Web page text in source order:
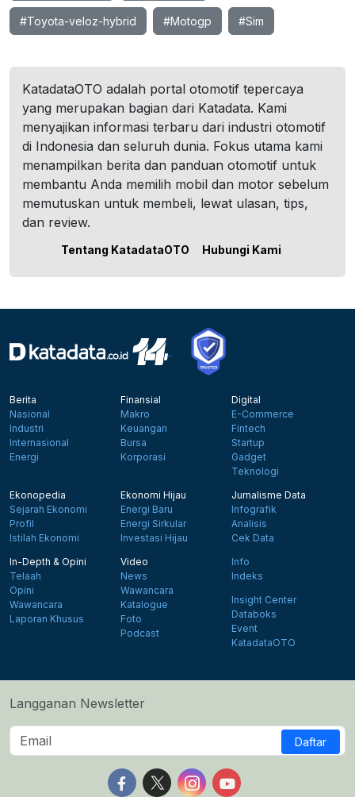
#Toyota-veloz-hybrid #Motogp #Sim
KatadataOTO adalah portal otomotif tepercaya
yang merupakan bagian dari Katadata. Kami
menyajikan informasi terbaru dari industri otomotif
di Indonesia dan seluruh dunia. Fokus utama kami
menampilkan berita dan panduan otomotif untuk
membantu Anda memilih mobil dan motor sebelum
memutuskan untuk membeli, lewat ulasan, tips,
dan review.
Tentang KatadataOTO Hubungi Kami
Berita
Nasional
Industri
Internasional
Energi
Finansial
Makro
Keuangan
Bursa
Korporasi
Digital
E-Commerce
Fintech
Startup
Gadget
Teknologi
Ekonopedia
Sejarah Ekonomi
Profil
Istilah Ekonomi
Ekonomi Hijau
Energi Baru
Energi Sirkular
Investasi Hijau
Jurnalisme Data
Infografik
Analisis
Cek Data
In-Depth & Opini
Telaah
Opini
Wawancara
Laporan Khusus
Video
News
Wawancara
Katalogue
Foto
Podcast
Info
Indeks
Insight Center
Databoks
Event
KatadataOTO
Langganan Newsletter
Daftar
Follow us on Facebook
Follow us on X
Follow us on Instagram
Follow us on